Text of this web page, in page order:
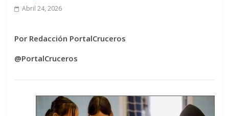
Abril 24, 2026
Por Redacción PortalCruceros
@PortalCruceros